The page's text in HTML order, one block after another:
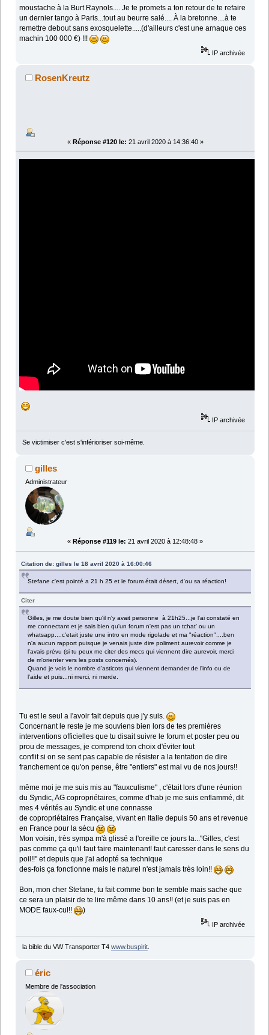
moustache à la Burt Raynols.... Je te promets a ton retour de te refaire
un dernier tango à Paris...tout au beurre salé.... À la bretonne....à te
remettre debout sans exosquelette.....(d'ailleurs c'est une arnaque ces
machin 100 000 €) !!!
IP archivée
RosenKreutz
« Réponse #120 le: 21 avril 2020 à 14:36:40 »
IP archivée
Se victimiser c'est s'inférioriser soi-même.
gilles
Administrateur
« Réponse #119 le: 21 avril 2020 à 12:48:48 »
Citation de: gilles le 18 avril 2020 à 16:00:46
Stefane c'est pointé a 21 h 25 et le forum était désert, d'ou sa réaction!
Citer
Gilles, je me doute bien qu'il n'y avait personne à 21h25...je l'ai constaté en
me connectant et je sais bien qu'un forum n'est pas un tchat' ou un
whatsapp....c'etait juste une intro en mode rigolade et ma "réaction"....ben
n'a aucun rapport puisque je venais juste dire poliment aurevoir comme je
l'avais prévu (si tu peux me citer des mecs qui viennent dire aurevoir, merci
de m'orienter vers les posts concernés).
Quand je vois le nombre d'asticots qui viennent demander de l'info ou de
l'aide et puis...ni merci, ni merde.
Tu est le seul a l'avoir fait depuis que j'y suis.
Concernant le reste je me souviens bien lors de tes premières
interventions officielles que tu disait suivre le forum et poster peu ou
prou de messages, je comprend ton choix d'éviter tout
conflit si on se sent pas capable de résister a la tentation de dire
franchement ce qu'on pense, être "entiers" est mal vu de nos jours!!
même moi je me suis mis au "fauxculisme" , c'était lors d'une réunion
du Syndic, AG copropriétaires, comme d'hab je me suis enflammé, dit
mes 4 vérités au Syndic et une connasse
de copropriétaires Française, vivant en Italie depuis 50 ans et revenue
en France pour la sécu
Mon voisin, très sympa m'à glissé a l'oreille ce jours la..."Gilles, c'est
pas comme ça qu'il faut faire maintenant! faut caresser dans le sens du
poil!!" et depuis que j'ai adopté sa technique
des-fois ça fonctionne mais le naturel n'est jamais très loin!!
Bon, mon cher Stefane, tu fait comme bon te semble mais sache que
ce sera un plaisir de te lire même dans 10 ans!! (et je suis pas en
MODE faux-cul!!
)
IP archivée
la bible du VW Transporter T4 www.buspirit.
éric
Membre de l'association